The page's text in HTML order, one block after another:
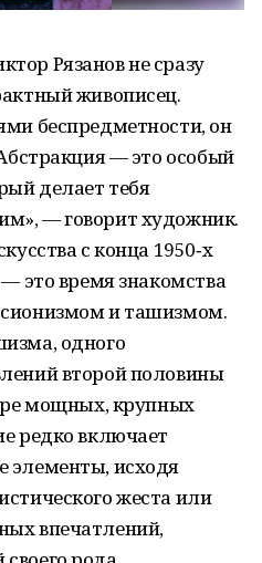
Рязанов не сразу
живописец.
беспредметности, он
— это особый
делает тебя
— говорит художник.
с конца 1950‑х
это время знакомства
и ташизмом.
одного
второй половины
мощных, крупных
редко включает
элементы, исходя
жеста или
впечатлений,